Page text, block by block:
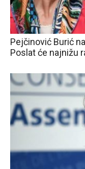
Pejčinović Burić
Poslat će najnižu